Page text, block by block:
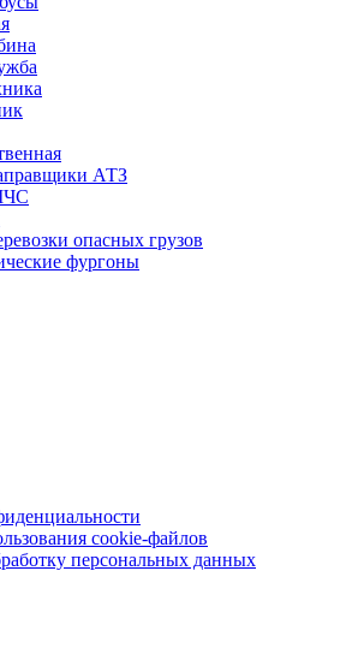
АТЗ
опасных грузов
фургоны
сookie-файлов
персональных данных